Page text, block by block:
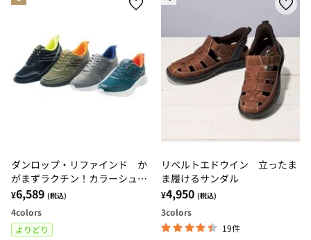
ダンロップ・リファインド か
がまずラクチン！カラーシュー
ズ
¥6,589 (税込)
4colors
よりどり
リベルトエドウイン 立ったま
ま履けるサンダル
¥4,950 (税込)
3colors
19件